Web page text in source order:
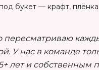
букет — крафт,
пересматриваю
У нас в команде
лет и собственным